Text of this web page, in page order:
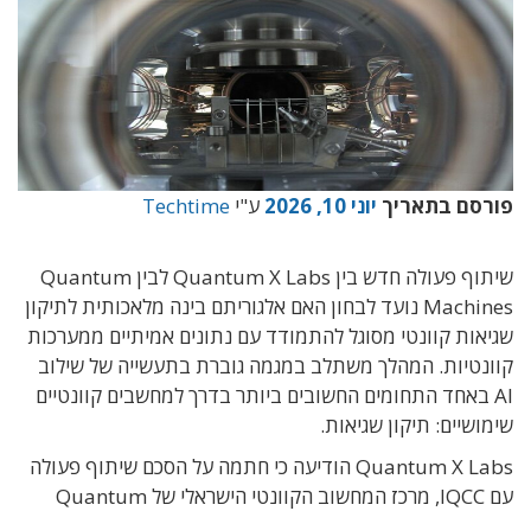
פורסם בתאריך יוני 10, 2026 ע"י Techtime
שיתוף פעולה חדש בין Quantum X Labs לבין Quantum
Machines נועד לבחון האם אלגוריתם בינה מלאכותית לתיקון
שגיאות קוונטי מסוגל להתמודד עם נתונים אמיתיים ממערכות
קוונטיות. המהלך משתלב במגמה גוברת בתעשייה של שילוב
AI באחד התחומים החשובים ביותר בדרך למחשבים קוונטיים
שימושיים: תיקון שגיאות.
Quantum X Labs הודיעה כי חתמה על הסכם שיתוף פעולה
עם IQCC, מרכז המחשוב הקוונטי הישראלי של Quantum